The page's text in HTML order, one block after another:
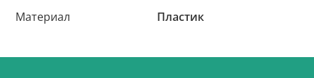
Материал Пластик